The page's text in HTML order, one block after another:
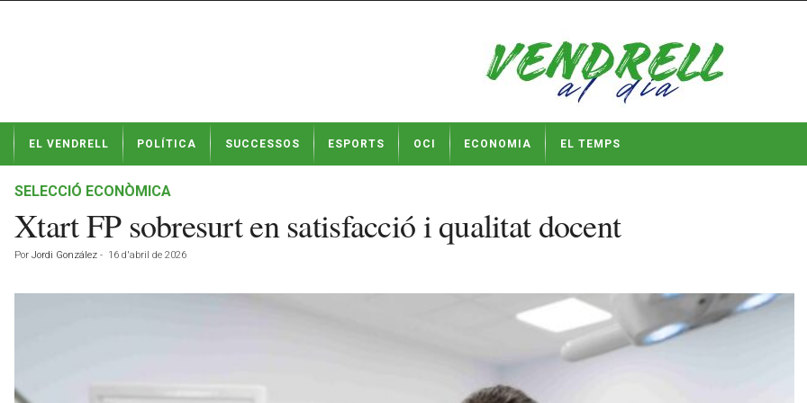
t
EL VENDRELL POLÍTICA SUCCESSOS ESPORTS OCI ECONOMIA EL TEMPS
SELECCIÓ ECONÒMICA
Xtart FP sobresurt en satisfacció i qualitat docent
Por Jordi González - 16 d'abril de 2026